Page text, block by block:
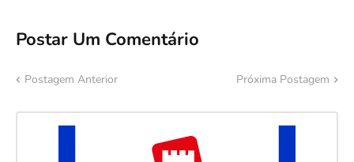
Postar Um Comentário
Postagem Anterior Próxima Postagem